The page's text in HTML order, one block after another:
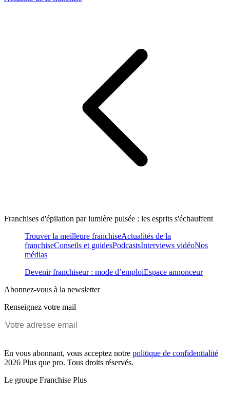
Franchises d'épilation par lumière pulsée : les esprits s'échauffent
Trouver la meilleure franchiseActualités de la
franchiseConseils et guidesPodcastsInterviews vidéoNos
médias
Devenir franchiseur : mode d’emploiEspace annonceur
Abonnez-vous à la newsletter
Renseignez votre mail
En vous abonnant, vous acceptez notre politique de confidentialité |
2026 Plus que pro. Tous droits réservés.
Le groupe Franchise Plus